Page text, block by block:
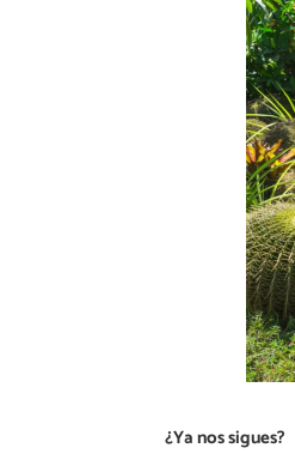
¿Ya nos sigues?